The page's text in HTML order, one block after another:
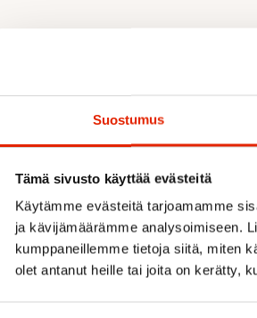
Suostumus
Tämä sivusto käyttää evästeitä
Käytämme evästeitä tarjoamamme
ja kävijämäärämme analysoimiseen.
kumppaneillemme tietoja siitä, miten
olet antanut heille tai joita on kerätty,